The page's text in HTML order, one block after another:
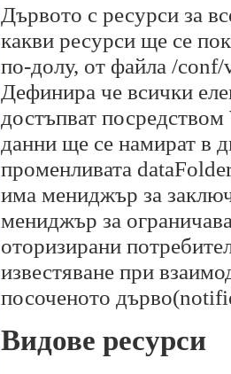
Дървото с ресурси за
какви ресурси ще се
по-долу, от файла /
Дефинира че всички
достъпват
данни ще се намират в
променливата
има мениджър за
мениджър за
оторизирани
известяване при
посоченото
Видове ресурси